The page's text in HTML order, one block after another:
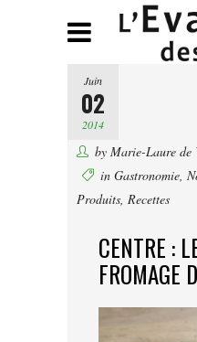
Juin
02
2014
by Marie-Laure de
in Gastronomie,
Produits, Recettes
CENTRE :
FROMAGE